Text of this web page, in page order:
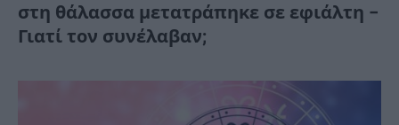
στη θάλασσα μετατράπηκε σε εφιάλτη –
Γιατί τον συνέλαβαν;